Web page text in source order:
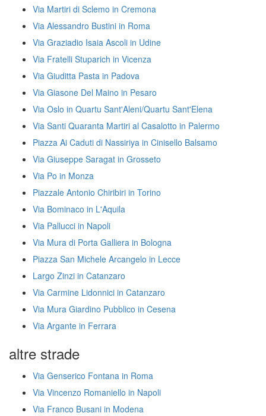
Via Martiri di Sclemo in Cremona
Via Alessandro Bustini in Roma
Via Graziadio Isaia Ascoli in Udine
Via Fratelli Stuparich in Vicenza
Via Giuditta Pasta in Padova
Via Giasone Del Maino in Pesaro
Via Oslo in Quartu Sant'Aleni/Quartu Sant'Elena
Via Santi Quaranta Martiri al Casalotto in Palermo
Piazza Ai Caduti di Nassiriya in Cinisello Balsamo
Via Giuseppe Saragat in Grosseto
Via Po in Monza
Piazzale Antonio Chiribiri in Torino
Via Bominaco in L'Aquila
Via Pallucci in Napoli
Via Mura di Porta Galliera in Bologna
Piazza San Michele Arcangelo in Lecce
Largo Zinzi in Catanzaro
Via Carmine Lidonnici in Catanzaro
Via Mura Giardino Pubblico in Cesena
Via Argante in Ferrara
altre strade
Via Genserico Fontana in Roma
Via Vincenzo Romaniello in Napoli
Via Franco Busani in Modena